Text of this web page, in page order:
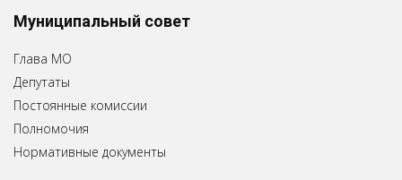
Муниципальный совет
Глава МО
Депутаты
Постоянные комиссии
Полномочия
Нормативные документы